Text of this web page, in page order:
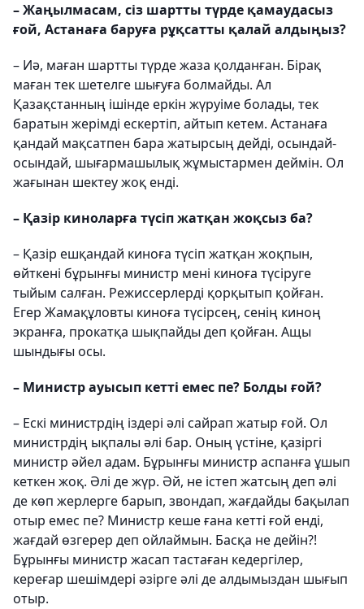
– Жаңылмасам, сіз шартты түрде қамаудасыз
ғой, Астанаға баруға рұқсатты қалай алдыңыз?
– Иә, маған шартты түрде жаза қолданған. Бірақ
маған тек шетелге шығуға болмайды. Ал
Қазақстанның ішінде еркін жүруіме болады, тек
баратын жерімді ескертіп, айтып кетем. Астанаға
қандай мақсатпен бара жатырсың дейді, осындай-
осындай, шығармашылық жұмыстармен деймін. Ол
жағынан шектеу жоқ енді.
– Қазір киноларға түсіп жатқан жоқсыз ба?
– Қазір ешқандай киноға түсіп жатқан жоқпын,
өйткені бұрынғы министр мені киноға түсіруге
тыйым салған. Режиссерлерді қорқытып қойған.
Егер Жамақұловты киноға түсірсең, сенің киноң
экранға, прокатқа шықпайды деп қойған. Ащы
шындығы осы.
– Министр ауысып кетті емес пе? Болды ғой?
– Ескі министрдің іздері әлі сайрап жатыр ғой. Ол
министрдің ықпалы әлі бар. Оның үстіне, қазіргі
министр әйел адам. Бұрынғы министр аспанға ұшып
кеткен жоқ. Әлі де жүр. Әй, не істеп жатсың деп әлі
де көп жерлерге барып, звондап, жағдайды бақылап
отыр емес пе? Министр кеше ғана кетті ғой енді,
жағдай өзгерер деп ойлаймын. Басқа не дейін?!
Бұрынғы министр жасап тастаған кедергілер,
кереғар шешімдері әзірге әлі де алдымыздан шығып
отыр.